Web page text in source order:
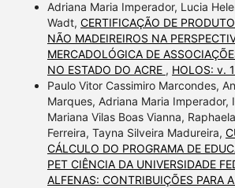
Adriana Maria Imperador, Lucia
Wadt, CERTIFICAÇÃO DE
NÃO MADEIREIROS NA
MERCADOLÓGICA DE
NO ESTADO DO ACRE , HOLOS: v.
Paulo Vitor Cassimiro Marcondes,
Marques, Adriana Maria Imperador,
Mariana Vilas Boas Vianna,
Ferreira, Tayna Silveira Madureira,
CÁLCULO DO PROGRAMA DE
PET CIÊNCIA DA UNIVERSIDADE
ALFENAS: CONTRIBUIÇÕES PARA